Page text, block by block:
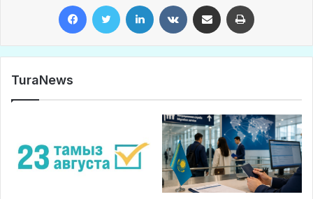
TuraNews